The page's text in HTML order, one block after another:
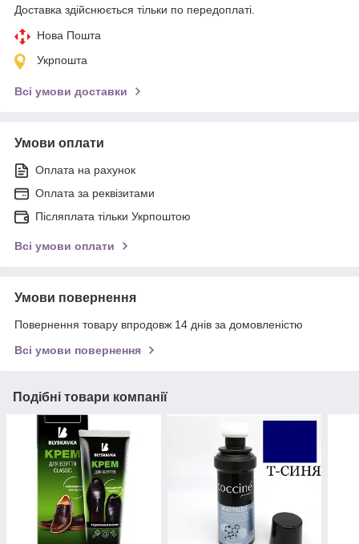
Доставка здійснюється тільки по передоплаті.
Нова Пошта
Укрпошта
Всі умови доставки
Умови оплати
Оплата на рахунок
Оплата за реквізитами
Післяплата тільки Укрпоштою
Всі умови оплати
Умови повернення
Повернення товару впродовж 14 днів за домовленістю
Всі умови повернення
Подібні товари компанії